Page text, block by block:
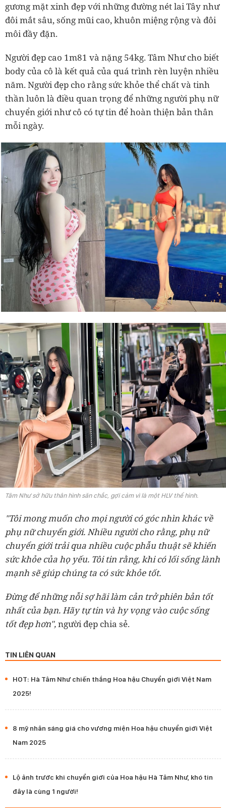
gương mặt xinh đẹp với những đường nét lai Tây như
đôi mắt sâu, sống mũi cao, khuôn miệng rộng và đôi
môi đầy đặn.
Người đẹp cao 1m81 và nặng 54kg. Tâm Như cho biết
body của cô là kết quả của quá trình rèn luyện nhiều
năm. Người đẹp cho rằng sức khỏe thể chất và tinh
thần luôn là điều quan trọng để những người phụ nữ
chuyển giới như cô có tự tin để hoàn thiện bản thân
mỗi ngày.
Tâm Như sở hữu thân hình săn chắc, gợi cảm vì là một HLV thể hình.
"Tôi mong muốn cho mọi người có góc nhìn khác về
phụ nữ chuyển giới. Nhiều người cho rằng, phụ nữ
chuyển giới trải qua nhiều cuộc phẫu thuật sẽ khiến
sức khỏe của họ yếu. Tôi tin rằng, khi có lối sống lành
mạnh sẽ giúp chúng ta có sức khỏe tốt.
Đừng để những nỗi sợ hãi làm cản trở phiên bản tốt
nhất của bạn. Hãy tự tin và hy vọng vào cuộc sống
tốt đẹp hơn",người đẹp chia sẻ.
TIN LIÊN QUAN
HOT: Hà Tâm Như chiến thắng Hoa hậu Chuyển giới Việt Nam
2025!
8 mỹ nhân sáng giá cho vương miện Hoa hậu chuyển giới Việt
Nam 2025
Lộ ảnh trước khi chuyển giới của Hoa hậu Hà Tâm Như, khó tin
đây là cùng 1 người!